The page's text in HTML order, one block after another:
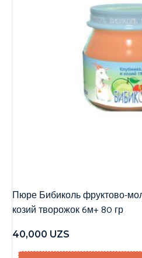
Пюре Бибиколь фруктово-
козий творожок 6м+ 80 гр
40,000 UZS